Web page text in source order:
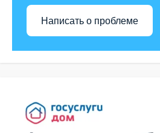
Написать о проблеме